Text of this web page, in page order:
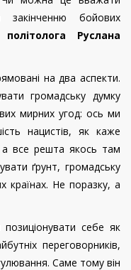
бойових
Руслана
на два аспекти.
громадську думку
мирних угод: ось ми
нацистів, як каже
все решта якось там
ґрунт, громадську
країнах. Не поразку, а
себе як
переговорників,
Саме тому він